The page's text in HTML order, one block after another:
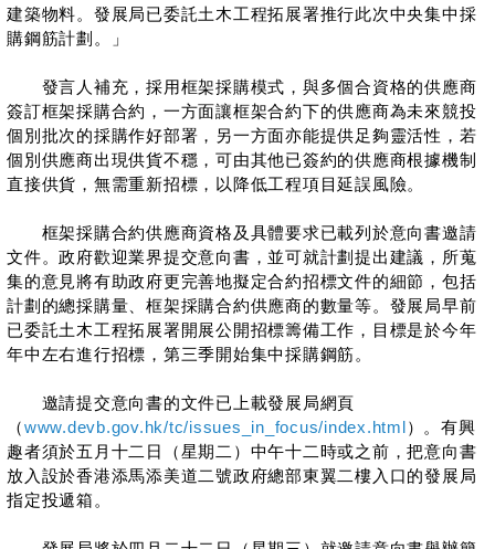
建築物料。發展局已委託土木工程拓展署推行此次中央集中採
購鋼筋計劃。」
發言人補充，採用框架採購模式，與多個合資格的供應商
簽訂框架採購合約，一方面讓框架合約下的供應商為未來競投
個別批次的採購作好部署，另一方面亦能提供足夠靈活性，若
個別供應商出現供貨不穩，可由其他已簽約的供應商根據機制
直接供貨，無需重新招標，以降低工程項目延誤風險。
框架採購合約供應商資格及具體要求已載列於意向書邀請
文件。政府歡迎業界提交意向書，並可就計劃提出建議，所蒐
集的意見將有助政府更完善地擬定合約招標文件的細節，包括
計劃的總採購量、框架採購合約供應商的數量等。發展局早前
已委託土木工程拓展署開展公開招標籌備工作，目標是於今年
年中左右進行招標，第三季開始集中採購鋼筋。
邀請提交意向書的文件已上載發展局網頁
（www.devb.gov.hk/tc/issues_in_focus/index.html）。有興
趣者須於五月十二日（星期二）中午十二時或之前，把意向書
放入設於香港添馬添美道二號政府總部東翼二樓入口的發展局
指定投遞箱。